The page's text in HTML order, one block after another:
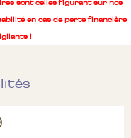
sont celles figurant sur nos
en cas de perte financière
!